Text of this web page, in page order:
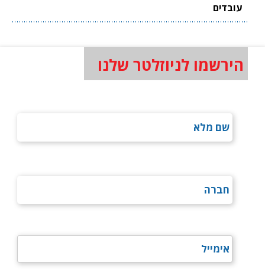
עובדים
הירשמו לניוזלטר שלנו